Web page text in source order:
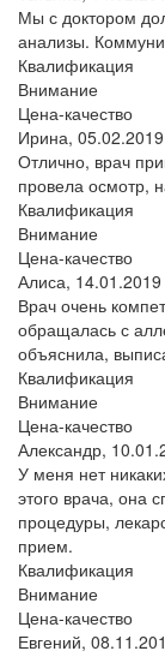
Мы с доктором
анализы.
Квалификация
Внимание
Цена-качество
Ирина, 05.02.2019
Отлично, врач
провела осмотр,
Квалификация
Внимание
Цена-качество
Алиса, 14.01.2019
Врач очень
обращалась с
объяснила,
Квалификация
Внимание
Цена-качество
Александр,
У меня нет
этого врача, она
процедуры,
прием.
Квалификация
Внимание
Цена-качество
Евгений,